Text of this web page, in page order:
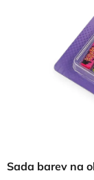
Sada barev na